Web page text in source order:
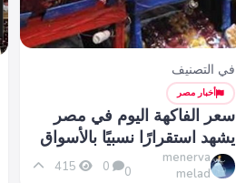
في التصنيف
أخبار مصر
سعر الفاكهة اليوم في مصر
يشهد استقرارًا نسبيًا بالأسواق
menerva
melad
0